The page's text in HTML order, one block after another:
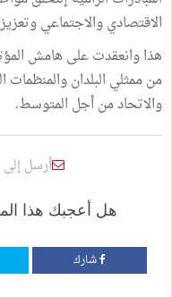
الاقتصادي والاجتماعي
هذا وانعقدت على هامش
من ممثلي البلدان والمنظمات
والاتحاد من أجل المتوسط.
أرسل
هل أعجبك هذا
شارك